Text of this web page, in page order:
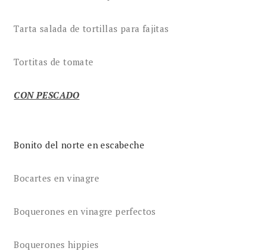
Tarta salada de tortillas para fajitas
Tortitas de tomate
CON PESCADO
Bonito del norte en escabeche
Bocartes en vinagre
Boquerones en vinagre perfectos
Boquerones hippies